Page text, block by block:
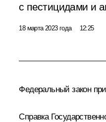
с пестицидами и
18 марта 2023 года 12:25
Федеральный закон
Справка